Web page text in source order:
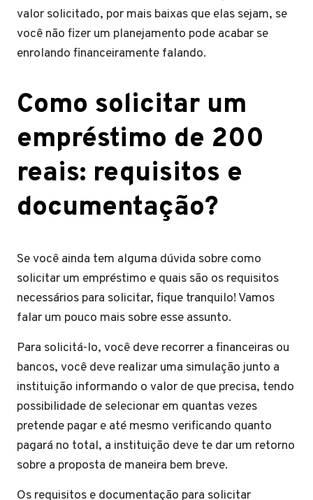
valor solicitado, por mais baixas que elas sejam, se
você não fizer um planejamento pode acabar se
enrolando financeiramente falando.
Como solicitar um
empréstimo de 200
reais: requisitos e
documentação?
Se você ainda tem alguma dúvida sobre como
solicitar um empréstimo e quais são os requisitos
necessários para solicitar, fique tranquilo! Vamos
falar um pouco mais sobre esse assunto.
Para solicitá-lo, você deve recorrer a financeiras ou
bancos, você deve realizar uma simulação junto a
instituição informando o valor de que precisa, tendo
possibilidade de selecionar em quantas vezes
pretende pagar e até mesmo verificando quanto
pagará no total, a instituição deve te dar um retorno
sobre a proposta de maneira bem breve.
Os requisitos e documentação para solicitar